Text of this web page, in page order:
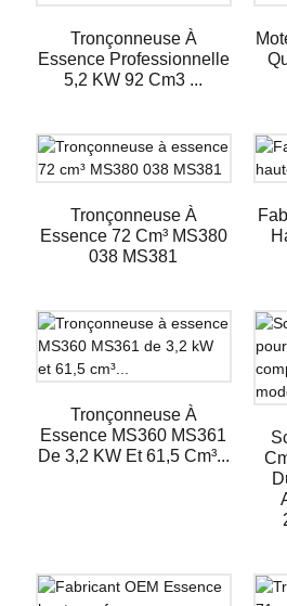
Tronçonneuse À
Essence Professionnelle
5,2 KW 92 Cm3 ...
Tronçonneuse À
Essence 72 Cm³ MS380
038 MS381
Tronçonneuse À
Essence MS360 MS361
De 3,2 KW Et 61,5 Cm³...